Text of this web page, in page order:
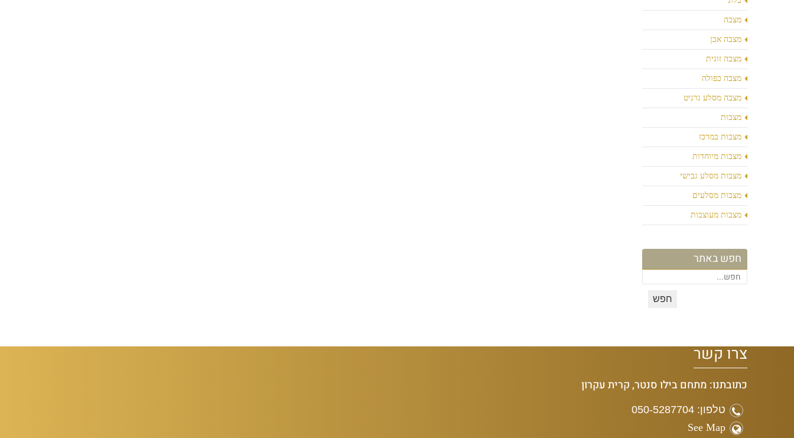
מצבה
מצבה אבן
מצבה זוגית
מצבה כפולה
מצבה מסלע גרניט
מצבות
מצבות במרכז
מצבות מיוחדות
מצבות מסלע גבישי
מצבות מסלעים
מצבות מעוצבות
חפש באתר
צרו קשר
כתובתנו: מתחם בילו סנטר, קרית עקרון
טלפון: 050-5287704
See Map